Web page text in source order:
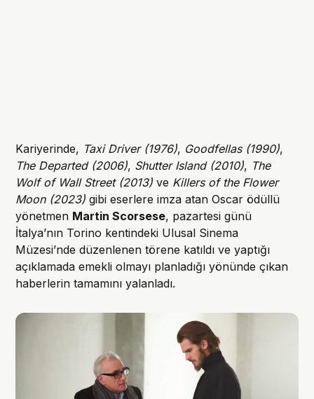
Kariyerinde, Taxi Driver (1976), Goodfellas (1990),
The Departed (2006), Shutter Island (2010), The
Wolf of Wall Street (2013) ve Killers of the Flower
Moon (2023) gibi eserlere imza atan Oscar ödüllü
yönetmen Martin Scorsese, pazartesi günü
İtalya’nın Torino kentindeki Ulusal Sinema
Müzesi’nde düzenlenen törene katıldı ve yaptığı
açıklamada emekli olmayı planladığı yönünde çıkan
haberlerin tamamını yalanladı.